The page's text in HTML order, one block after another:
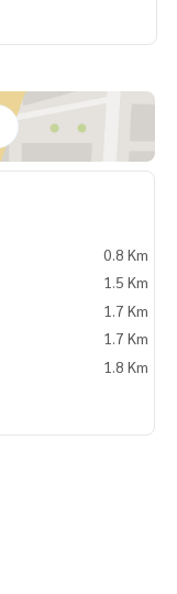
0.8 Km
1.5 Km
1.7 Km
1.7 Km
1.8 Km